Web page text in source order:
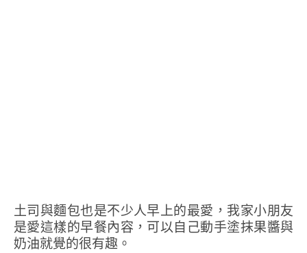
土司與麵包也是不少人早上的最愛，我家小朋友
是愛這樣的早餐內容，可以自己動手塗抹果醬與
奶油就覺的很有趣。